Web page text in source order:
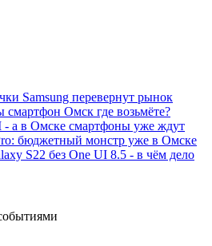
Samsung перевернут рынок
смартфон Омск где возьмёте?
- а в Омске смартфоны уже ждут
бюджетный монстр уже в Омске
S22 без One UI 8.5 - в чём дело